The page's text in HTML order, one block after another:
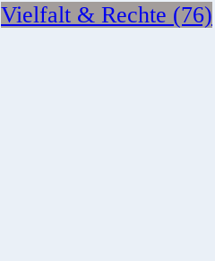
Vielfalt & Rechte (76)